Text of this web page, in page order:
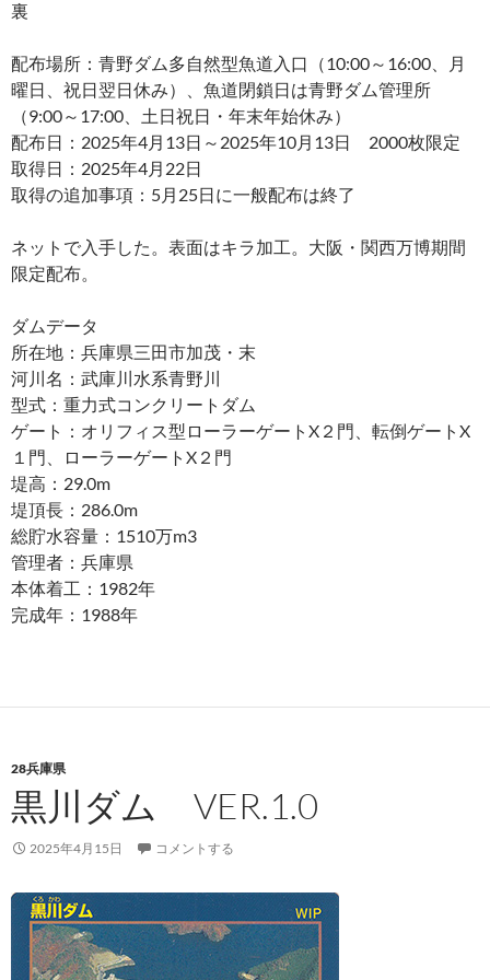
裏
配布場所：青野ダム多自然型魚道入口（10:00～16:00、月
曜日、祝日翌日休み）、魚道閉鎖日は青野ダム管理所
（9:00～17:00、土日祝日・年末年始休み）
配布日：2025年4月13日～2025年10月13日 2000枚限定
取得日：2025年4月22日
取得の追加事項：5月25日に一般配布は終了
ネットで入手した。表面はキラ加工。大阪・関西万博期間
限定配布。
ダムデータ
所在地：兵庫県三田市加茂・末
河川名：武庫川水系青野川
型式：重力式コンクリートダム
ゲート：オリフィス型ローラーゲートX２門、転倒ゲートX
１門、ローラーゲートX２門
堤高：29.0m
堤頂長：286.0m
総貯水容量：1510万m3
管理者：兵庫県
本体着工：1982年
完成年：1988年
28兵庫県
黒川ダム VER.1.0
2025年4月15日 コメントする